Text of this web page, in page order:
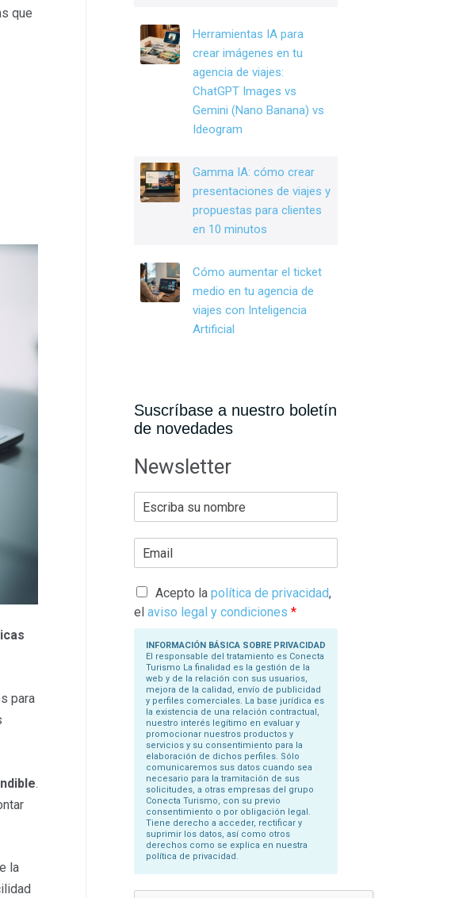
que
para
.
la
Herramientas IA para
crear imágenes en tu
agencia de viajes:
ChatGPT Images vs
Gemini (Nano Banana) vs
Ideogram
Gamma IA: cómo crear
presentaciones de viajes y
propuestas para clientes
en 10 minutos
Cómo aumentar el ticket
medio en tu agencia de
viajes con Inteligencia
Artificial
Suscríbase a nuestro boletín
de novedades
Newsletter
c
a
u
o
m
a
Acepto la política de privacidad,
el aviso legal y condiciones *
INFORMACIÓN BÁSICA SOBRE PRIVACIDAD
El responsable del tratamiento es Conecta
Turismo La finalidad es la gestión de la
web y de la relación con sus usuarios,
mejora de la calidad, envío de publicidad
y perfiles comerciales. La base jurídica es
la existencia de una relación contractual,
nuestro interés legítimo en evaluar y
promocionar nuestros productos y
servicios y su consentimiento para la
elaboración de dichos perfiles. Sólo
comunicaremos sus datos cuando sea
necesario para la tramitación de sus
solicitudes, a otras empresas del grupo
Conecta Turismo, con su previo
consentimiento o por obligación legal.
Tiene derecho a acceder, rectificar y
suprimir los datos, así como otros
derechos como se explica en nuestra
política de privacidad.